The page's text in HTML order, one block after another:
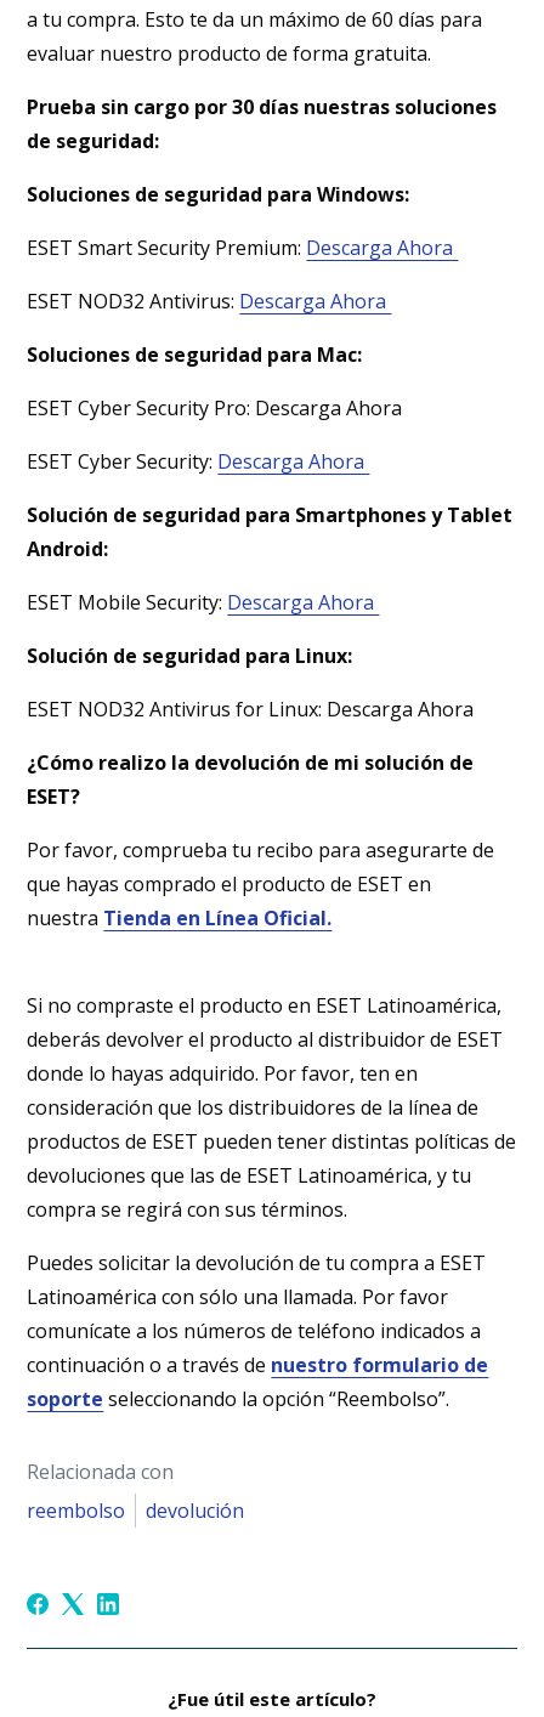
a tu compra. Esto te da un máximo de 60 días para
evaluar nuestro producto de forma gratuita.
Prueba sin cargo por 30 días nuestras soluciones
de seguridad:
Soluciones de seguridad para Windows:
ESET Smart Security Premium: Descarga Ahora
ESET NOD32 Antivirus: Descarga Ahora
Soluciones de seguridad para Mac:
ESET Cyber Security Pro: Descarga Ahora
ESET Cyber Security: Descarga Ahora
Solución de seguridad para Smartphones y Tablet
Android:
ESET Mobile Security: Descarga Ahora
Solución de seguridad para Linux:
ESET NOD32 Antivirus for Linux: Descarga Ahora
¿Cómo realizo la devolución de mi solución de
ESET?
Por favor, comprueba tu recibo para asegurarte de
que hayas comprado el producto de ESET en
nuestra Tienda en Línea Oficial.
Si no compraste el producto en ESET Latinoamérica,
deberás devolver el producto al distribuidor de ESET
donde lo hayas adquirido. Por favor, ten en
consideración que los distribuidores de la línea de
productos de ESET pueden tener distintas políticas de
devoluciones que las de ESET Latinoamérica, y tu
compra se regirá con sus términos.
Puedes solicitar la devolución de tu compra a ESET
Latinoamérica con sólo una llamada. Por favor
comunícate a los números de teléfono indicados a
continuación o a través de nuestro formulario de
soporte seleccionando la opción “Reembolso”.
Relacionada con
reembolso
devolución
¿Fue útil este artículo?